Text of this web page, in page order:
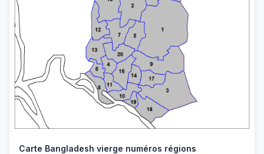
Carte Bangladesh vierge numéros régions